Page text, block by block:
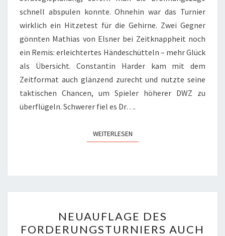
schnell abspulen konnte. Ohnehin war das Turnier
wirklich ein Hitzetest für die Gehirne. Zwei Gegner
gönnten Mathias von Elsner bei Zeitknappheit noch
ein Remis: erleichtertes Händeschütteln – mehr Glück
als Übersicht. Constantin Harder kam mit dem
Zeitformat auch glänzend zurecht und nutzte seine
taktischen Chancen, um Spieler höherer DWZ zu
überflügeln. Schwerer fiel es Dr….
WEITERLESENWEITERLESEN
DES
FORDERUNGSTURNIERS
NEUAUFLAGE DES
FORDERUNGSTURNIERS AUCH